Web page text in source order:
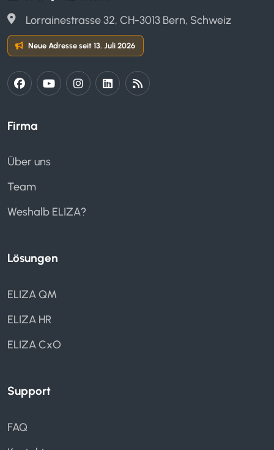
Firma
Über uns
Team
Weshalb ELIZA?
Lösungen
ELIZA QM
ELIZA HR
ELIZA CxO
Support
FAQ
Lorrainestrasse 32, CH-3013 Bern, Schweiz
Neue Adresse seit 13. Juli 2026